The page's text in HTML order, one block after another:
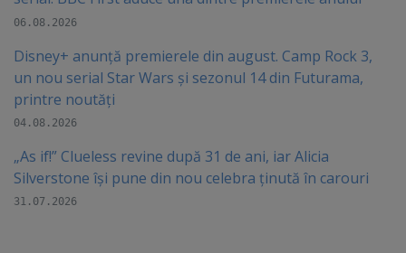
06.08.2026
Disney+ anunță premierele din august. Camp Rock 3,
un nou serial Star Wars și sezonul 14 din Futurama,
printre noutăți
04.08.2026
„As if!” Clueless revine după 31 de ani, iar Alicia
Silverstone își pune din nou celebra ținută în carouri
31.07.2026